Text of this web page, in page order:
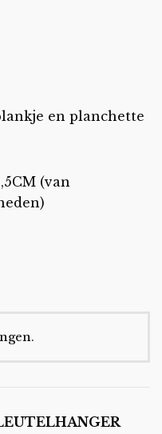
en planchette
(van